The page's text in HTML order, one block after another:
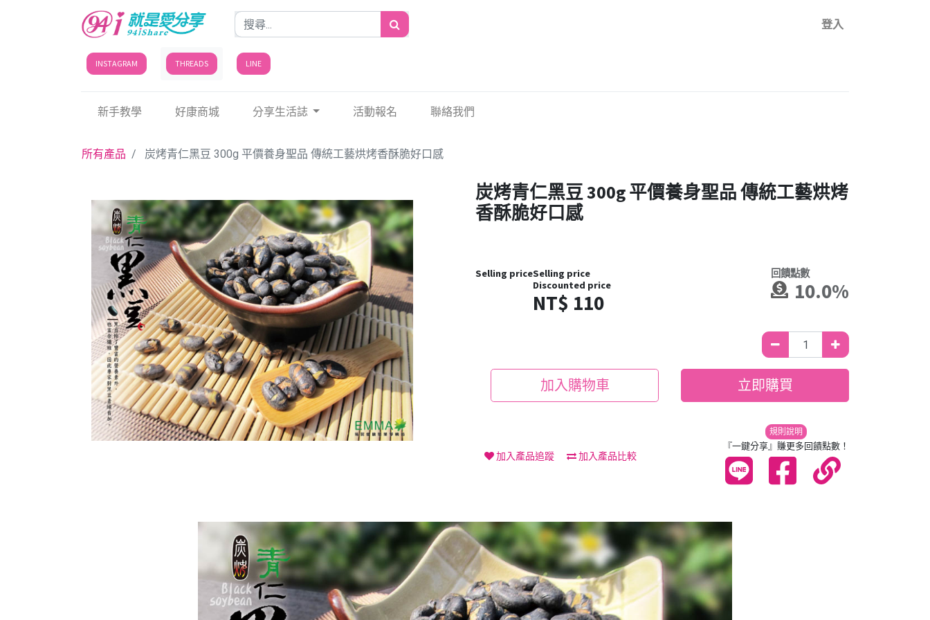
登入
INSTAGRAM THREADS LINE
新手教學 好康商城 分享生活誌 活動報名 聯絡我們
所有產品 炭烤青仁黑豆 300g 平價養身聖品 傳統工藝烘烤香酥脆好口感
炭烤青仁黑豆 300g 平價養身聖品 傳統工藝烘烤
香酥脆好口感
Selling priceSelling price
Discounted price
NT$ 110
回饋點數
10.0%
加入購物車 立即購買
加入產品追蹤 加入產品比較
規則說明
『一鍵分享』賺更多回饋點數！